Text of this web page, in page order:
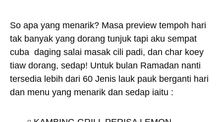
So apa yang menarik? Masa preview tempoh hari
tak banyak yang dorang tunjuk tapi aku sempat
cuba daging salai masak cili padi, dan char koey
tiaw dorang, sedap! Untuk bulan Ramadan nanti
tersedia lebih dari 60 Jenis lauk pauk berganti hari
dan menu yang menarik dan sedap iaitu :